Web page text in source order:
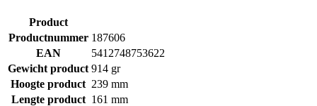
Product
Productnummer 187606
EAN
5412748753622
Gewicht product 914 gr
Hoogte product 239 mm
Lengte product 161 mm